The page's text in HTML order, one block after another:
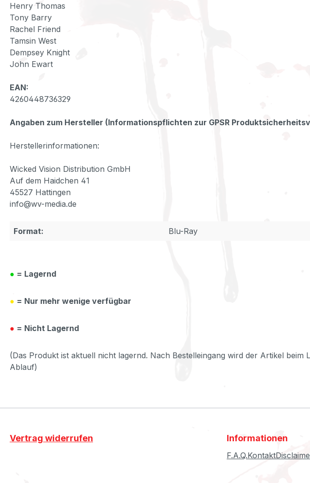
Henry Thomas
Tony Barry
Rachel Friend
Tamsin West
Dempsey Knight
John Ewart
EAN:
4260448736329
Angaben zum Hersteller (Informationspflichten zur GPSR
Herstellerinformationen:
Wicked Vision Distribution GmbH
Auf dem Haidchen 41
45527 Hattingen
info@wv-media.de
Format: Blu-Ray
● = Lagernd
● = Nur mehr wenige verfügbar
● = Nicht Lagernd
(Das Produkt ist aktuell nicht lagernd. Nach Bestelleingang wird der Artikel
Ablauf)
Vertrag widerrufen Informationen
F.A.Q.Kontakt